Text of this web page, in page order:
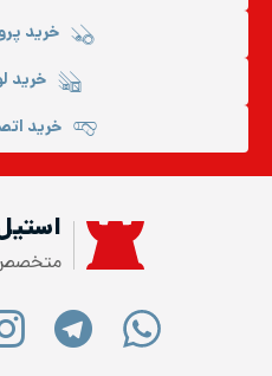
خرید
خرید
خرید